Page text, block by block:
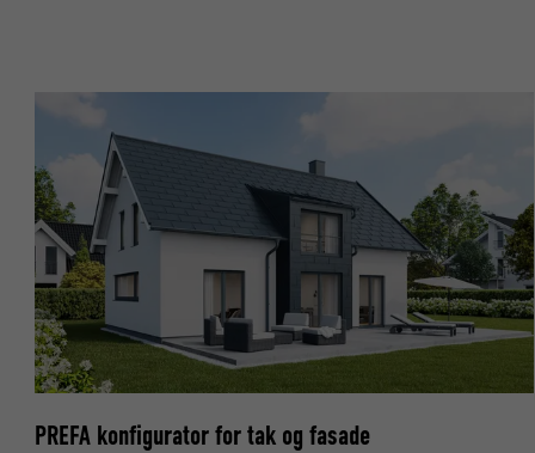
PREFA konfigurator for tak og fasade
NAVN
TILBYDER
FORLØP
FORMÅL
NAVN
nettstedet.
for å få tilgang
NAVN
TILBYDER